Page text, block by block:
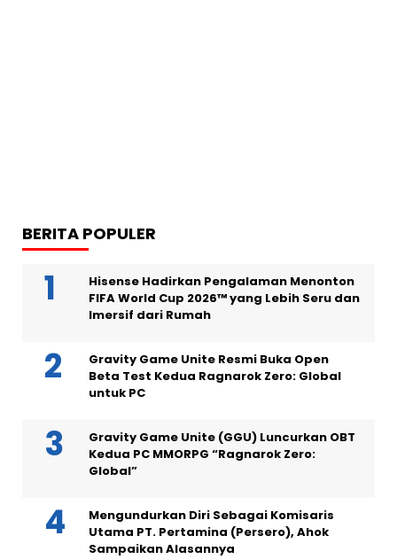
BERITA POPULER
Hisense Hadirkan Pengalaman Menonton
FIFA World Cup 2026™ yang Lebih Seru dan
Imersif dari Rumah
Gravity Game Unite Resmi Buka Open
Beta Test Kedua Ragnarok Zero: Global
untuk PC
Gravity Game Unite (GGU) Luncurkan OBT
Kedua PC MMORPG “Ragnarok Zero:
Global”
Mengundurkan Diri Sebagai Komisaris
Utama PT. Pertamina (Persero), Ahok
Sampaikan Alasannya